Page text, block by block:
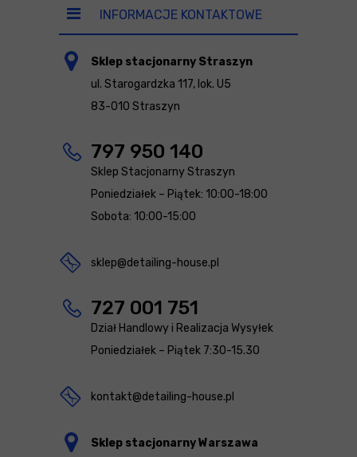
INFORMACJE KONTAKTOWE
Sklep stacjonarny Straszyn
ul. Starogardzka 117, lok. U5
83-010 Straszyn
797 950 140
Sklep Stacjonarny Straszyn
Poniedziałek – Piątek: 10:00-18:00
Sobota: 10:00-15:00
sklep@detailing-house.pl
727 001 751
Dział Handlowy i Realizacja Wysyłek
Poniedziałek – Piątek 7:30-15.30
kontakt@detailing-house.pl
Sklep stacjonarny Warszawa